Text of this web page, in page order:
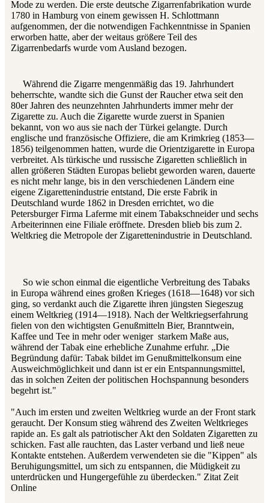
Mode zu werden. Die erste deutsche Zigarrenfabrikation wurde
1780 in Hamburg von einem gewissen H. Schlottmann
aufgenommen, der die notwendigen Fachkenntnisse in Spanien
erworben hatte, aber der weitaus größere Teil des
Zigarrenbedarfs wurde vom Ausland bezogen.
Während die Zigarre mengenmäßig das 19. Jahrhundert
beherrschte, wandte sich die Gunst der Raucher etwa seit den
80er Jahren des neunzehnten Jahrhunderts immer mehr der
Zigarette zu. Auch die Zigarette wurde zuerst in Spanien
bekannt, von wo aus sie nach der Türkei gelangte. Durch
englische und französische Offiziere, die am Krimkrieg (1853—
1856) teilgenommen hatten, wurde die Orientzigarette in Europa
verbreitet. Als türkische und russische Zigaretten schließlich in
allen größeren Städten Europas beliebt geworden waren, dauerte
es nicht mehr lange, bis in den verschiedenen Ländern eine
eigene Zigarettenindustrie entstand, Die erste Fabrik in
Deutschland wurde 1862 in Dresden errichtet, wo die
Petersburger Firma Laferme mit einem Tabakschneider und sechs
Arbeiterinnen eine Filiale eröffnete. Dresden blieb bis zum 2.
Weltkrieg die Metropole der Zigarettenindustrie in Deutschland.
So wie schon einmal die eigentliche Verbreitung des Tabaks
in Europa während eines großen Krieges (1618—1648) vor sich
ging, so verdankt auch die Zigarette ihren jüngsten Siegeszug
einem Weltkrieg (1914—1918). Nach der Weltkriegserfahrung
fielen von den wichtigsten Genußmitteln Bier, Branntwein,
Kaffee und Tee in mehr oder weniger starkem Maße aus,
während der Tabak eine erhebliche Zunahme erfuhr. „Die
Begründung dafür: Tabak bildet im Genußmittelkonsum eine
Ausweichmöglichkeit und dann ist er ein Entspannungsmittel,
das in solchen Zeiten der politischen Hochspannung besonders
begehrt ist."
"Auch im ersten und zweiten Weltkrieg wurde an der Front stark
geraucht. Der Konsum stieg während des Zweiten Weltkrieges
rapide an. Es galt als patriotischer Akt den Soldaten Zigaretten zu
schicken. Fast alle rauchten, das Laster verband und ließ neue
Kontakte entstehen. Außerdem verwendeten sie die "Kippen" als
Beruhigungsmittel, um sich zu entspannen, die Müdigkeit zu
unterdrücken und Hungergefühle zu überdecken." Zitat Zeit
Online